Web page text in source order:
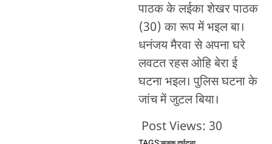
पाठक के लईका शेखर पाठक
(30) का रूप में भइल बा।
धनंजय मैरवा से अपना घरे
लवटत रहस ओहि बेरा ई
घटना भइल। पुलिस घटना के
जांच में जुटल बिया।
Post Views: 30